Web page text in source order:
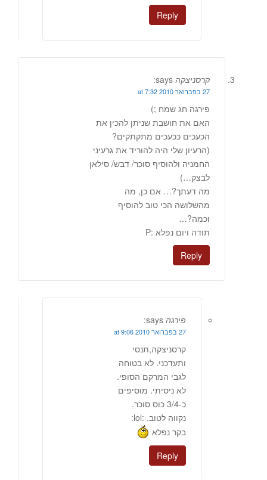
Reply
קרסניצקה says:
27 בפברואר 2010 at 7:32
פירגה חג שמח ;)
האם את חושבת שניתן להכין את
הכעכים ככעכים מתקתקים?
(הרעיון שלי היה להוריד את גרעיני
החמניה ולהוסיף סוכר/ דבש/ סילאן
לבצק…)
מה דעתך?… אם כן, מה
מהשלושה הכי טוב להוסיף
וכמה?…
תודה ויום נפלא :P
Reply
פירגה says:
27 בפברואר 2010 at 9:06
קרסניצקה,תנסי
ותעדכני. לא בטוחה
לגבי המרקם הסופי.
לא ניסיתי. מוסיפים
כ-3/4 כוס סוכר.
נקווה לטוב. :lol:
בקר נפלא
Reply